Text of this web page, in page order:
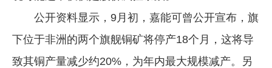
公开资料显示，9月初，嘉能可曾公开宣布，旗
下位于非洲的两个旗舰铜矿将停产18个月，这将导
致其铜产量减少约20%，为年内最大规模减产。另